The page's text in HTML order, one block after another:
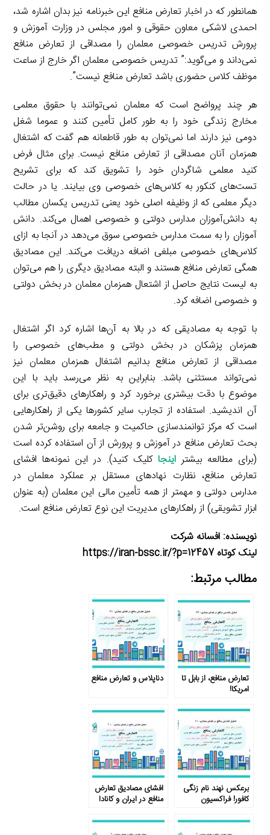
همانطور که در اخبار تعارض منافع این خبرنامه نیز بدان اشاره شد،
احمدی لاشکی معاون حقوقی و امور مجلس در وزارت آموزش و
پرورش تدریس خصوصی معلمان را مصداقی از تعارض منافع
نمی‌داند و می‌گوید:” تدریس خصوصی معلمان اگر خارج از ساعت
موظف کلاس حضوری باشد تعارض منافع نیست”.
هر چند پرواضح است که معلمان نمی‌توانند با حقوق معلمی
مخارج زندگی خود را به طور کامل تأمین کنند و عموما شغل
دومی نیز دارند اما نمی‌توان به طور قاطعانه هم گفت که اشتغال
همزمان آنان مصداقی از تعارض منافع نیست. برای مثال فرض
کنید معلمی شاگردان خود را تشویق کند که برای تشریح
تست‌های کنکور به کلاس‌های خصوصی وی بیایند. یا در حالت
دیگر معلمی که از وظیفه اصلی خود یعنی تدریس یکسان مطالب
به دانش‌آموزان مدارس دولتی و خصوصی اهمال می‌کند. دانش
آموزان را به سمت مدارس خصوصی سوق می‌دهد در آنجا به ازای
کلاس‌های خصوصی مبلغی اضافه دریافت می‌کند. این مصادیق
همگی تعارض منافع هستند و البته مصادیق دیگری را هم می‌توان
به لیست نتایج حاصل از اشتعال همزمان معلمان در بخش دولتی
و خصوصی اضافه کرد.
با توجه به مصادیقی که در بالا به آن‌ها اشاره کرد اگر اشتغال
همزمان پزشکان در بخش دولتی و مطب‌های خصوصی را
مصداقی از تعارض منافع بدانیم اشتغال همزمان معلمان نیز
نمی‌تواند مستثنی باشد. بنابراین به نظر می‌رسد باید با این
موضوع با دقت بیشتری برخورد کرد و راهکارهای دقیق‌تری برای
آن اندیشید. استفاده از تجارب سایر کشورها یکی از راهکارهایی
است که مرکز توانمندسازی حاکمیت و جامعه برای روشن‌تر شدن
بحث تعارض منافع در آموزش و پرورش از آن استفاده کرده است
(برای مطالعه بیشتراینجا کلیک کنید). در این نمونه‌ها افشای
تعارض منافع، نظارت نهادهای مستقل بر عملکرد معلمان در
مدارس دولتی و مهمتر از همه تأمین مالی این معلمان (به عنوان
ابزار تشویقی) از راهکارهای مدیریت این نوع تعارض منافع است.
نویسنده: افسانه شرکت
لینک کوتاه https://iran-bssc.ir/?p=12457
مطالب مرتبط:
تعارض منافع، از بابل تا
امریکا!
دناپلاس و تعارض منافع
برعکس نهند نام زنگی
کافور! فراکسیون
کارگران؟
افشای مصادیق تعارض
منافع در ایران و کانادا